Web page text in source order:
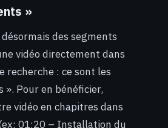
»
des segments
vidéo directement dans
recherche : ce sont les
». Pour en bénéficier,
vidéo en chapitres dans
01:20 – Installation du